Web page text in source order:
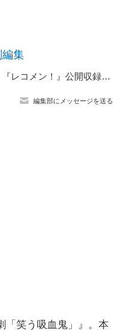
編集
「東京コミコン2018」『レコメン！』公開収録！えなこがスーパーガールのコスプレで登場！
編集部にメッセージを送る
「笑う吸血鬼」』。本